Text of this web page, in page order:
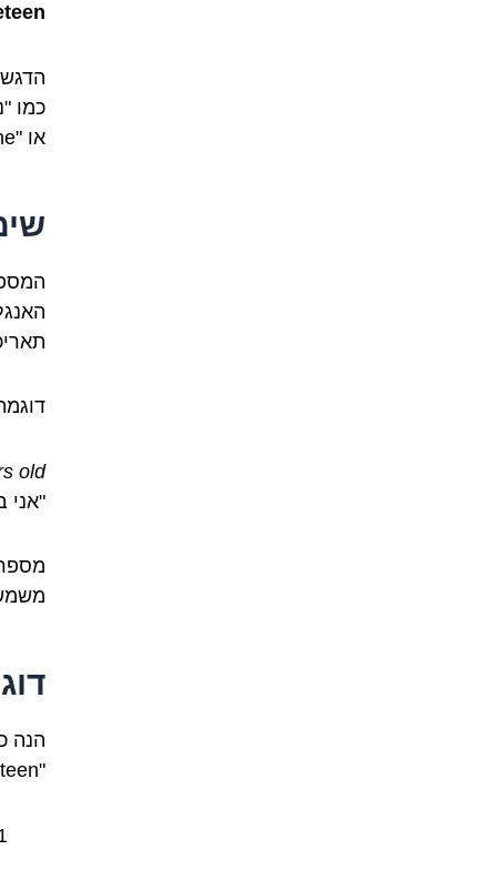
או "fine"), ולהגות בצורה מהודקת וברורה את הצליל "טין" בסוף.
old.
"אני
הנה
"Nineteen" בהקשרים שונים: